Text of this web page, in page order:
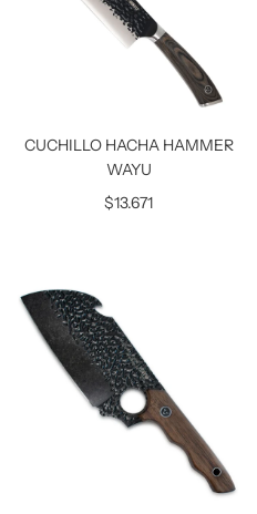
CUCHILLO HACHA HAMMER
WAYU
$13.671